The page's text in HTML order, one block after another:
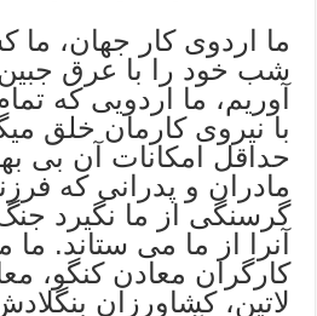
ما اردوی کار جهان، ما
شب خود را با عرق
آوریم، ما اردویی که
با نیروی کارمان خلق
حداقل امکانات آن بی
مادران و پدرانی که
گرسنگی از ما نگیرد
آنرا از ما می ستاند. ما
کارگران معادن کنگو،
لاتین، کشاورزان